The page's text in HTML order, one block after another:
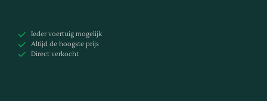
Ieder voertuig mogelijk
Altijd de hoogste prijs
Direct verkocht